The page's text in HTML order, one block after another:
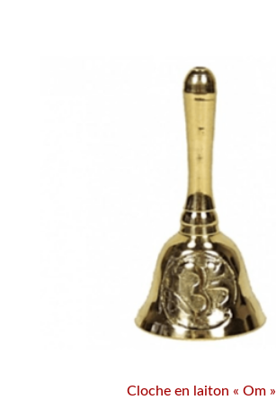
Cloche en laiton « Om »